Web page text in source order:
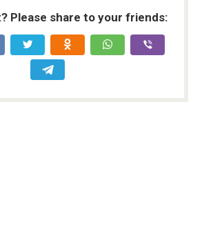
Please share to your friends: